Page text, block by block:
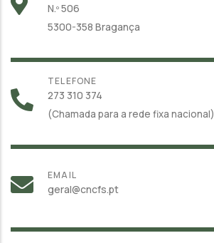
N.º 506
5300-358 Bragança
TELEFONE
273 310 374
(Chamada para a rede fixa nacional)
EMAIL
geral@cncfs.pt